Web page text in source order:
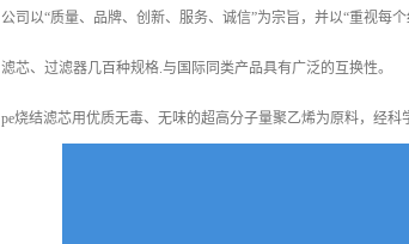
公司以“质量、品牌、创新、服务、诚信”为宗旨，并以“重视每
滤芯、过滤器几百种规格.与国际同类产品具有广泛的互换性。
pe烧结滤芯用优质无毒、无味的超高分子量聚乙烯为原料，经